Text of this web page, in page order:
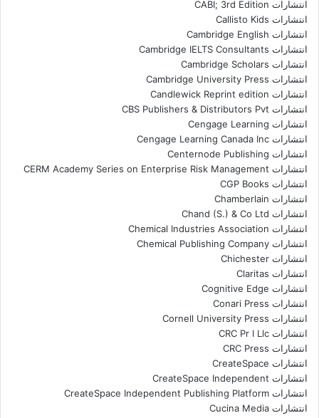
انتشارات CABI; 3rd Edition
انتشارات Callisto Kids
انتشارات Cambridge English
انتشارات Cambridge IELTS Consultants
انتشارات Cambridge Scholars
انتشارات Cambridge University Press
انتشارات Candlewick Reprint edition
انتشارات CBS Publishers & Distributors Pvt
انتشارات Cengage Learning
انتشارات Cengage Learning Canada Inc
انتشارات Centernode Publishing
انتشارات CERM Academy Series on Enterprise Risk Management
انتشارات CGP Books
انتشارات Chamberlain
انتشارات Chand (S.) & Co Ltd
انتشارات Chemical Industries Association
انتشارات Chemical Publishing Company
انتشارات Chichester
انتشارات Claritas
انتشارات Cognitive Edge
انتشارات Conari Press
انتشارات Cornell University Press
انتشارات CRC Pr I Llc
انتشارات CRC Press
انتشارات CreateSpace
انتشارات CreateSpace Independent
انتشارات CreateSpace Independent Publishing Platform
انتشارات Cucina Media